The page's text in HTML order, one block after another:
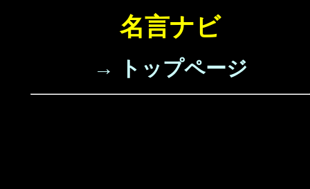
名言ナビ
→ トップページ